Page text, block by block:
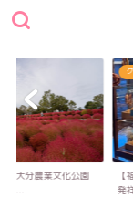
1日久留米市にドイツ
【
か